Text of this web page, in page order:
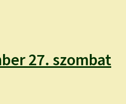
27. szombat